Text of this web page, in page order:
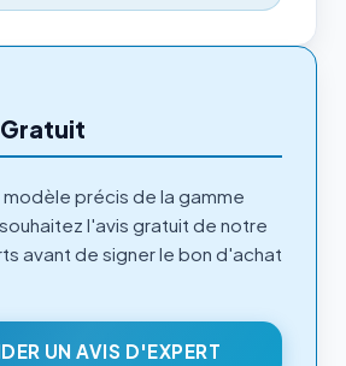
modèle précis de la gamme
l'avis gratuit de notre
avant de signer le bon d'achat
UN AVIS D'EXPERT